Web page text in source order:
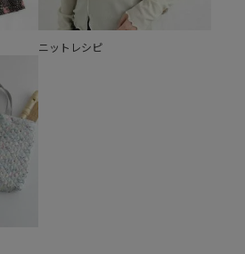
ニットレシピ